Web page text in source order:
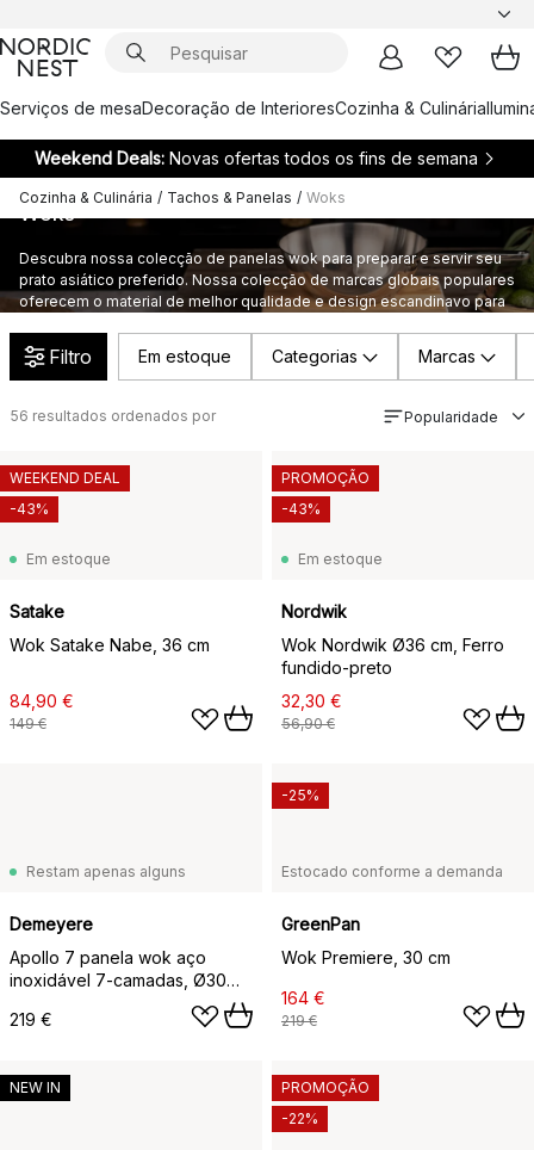
Serviços de mesaDecoração de InterioresCozinha & Culinária
Weekend Deals: Novas ofertas todos os fins de semana
Cozinha & Culinária / Tachos & Panelas / Woks
Woks
Descubra nossa colecção de panelas wok para preparar e servir seu
prato asiático preferido. Nossa colecção de marcas globais populares
oferecem o material de melhor qualidade e design escandinavo para
Filtro Em estoque Categorias Marcas
56 resultados ordenados por Popularidade
Em estoque
Satake
Wok Satake Nabe, 36 cm
84,90 €
149 €
WEEKEND DEAL
-43%
Em estoque
Nordwik
Wok Nordwik Ø36 cm, Ferro
fundido-preto
32,30 €
56,90 €
PROMOÇÃO
-43%
Restam apenas alguns
Demeyere
Apollo 7 panela wok aço
inoxidável 7-camadas, Ø30
219 €
Estocado conforme a demanda
GreenPan
Wok Premiere, 30 cm
164 €
219 €
-25%
NEW IN
PROMOÇÃO
-22%